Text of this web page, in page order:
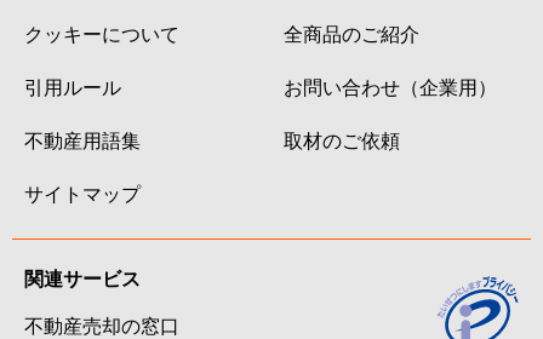
クッキーについて
引用ルール
不動産用語集
サイトマップ
全商品のご紹介
お問い合わせ（企業用）
取材のご依頼
関連サービス
不動産売却の窓口